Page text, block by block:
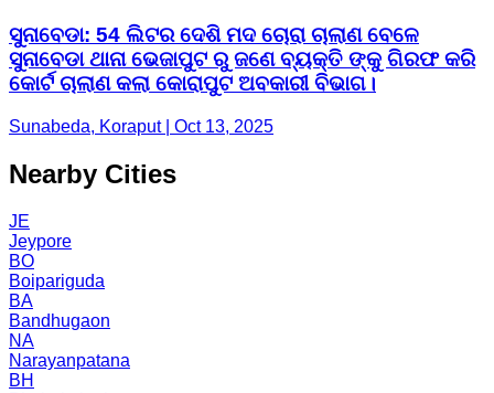
ସୁନାବେଡା: 54 ଲିଟର ଦେଶି ମଦ ଚୋରା ଚାଲାଣ ବେଳେ
ସୁନାବେଡା ଥାନା ଭେଜାପୁଟ ରୁ ଜଣେ ବ୍ୟକ୍ତି ଙ୍କୁ ଗିରଫ କରି
କୋର୍ଟ ଚାଲାଣ କଲା କୋରାପୁଟ ଅବକାରୀ ବିଭାଗ।
Sunabeda, Koraput | Oct 13, 2025
Nearby Cities
JE
Jeypore
BO
Boipariguda
BA
Bandhugaon
NA
Narayanpatana
BH